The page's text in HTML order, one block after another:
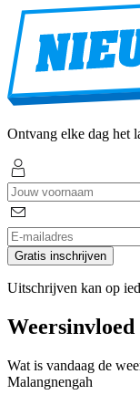
Ontvang elke dag het
Gratis inschrijven
Uitschrijven kan op
Weersinvloed
Wat is vandaag de
Malangnengah